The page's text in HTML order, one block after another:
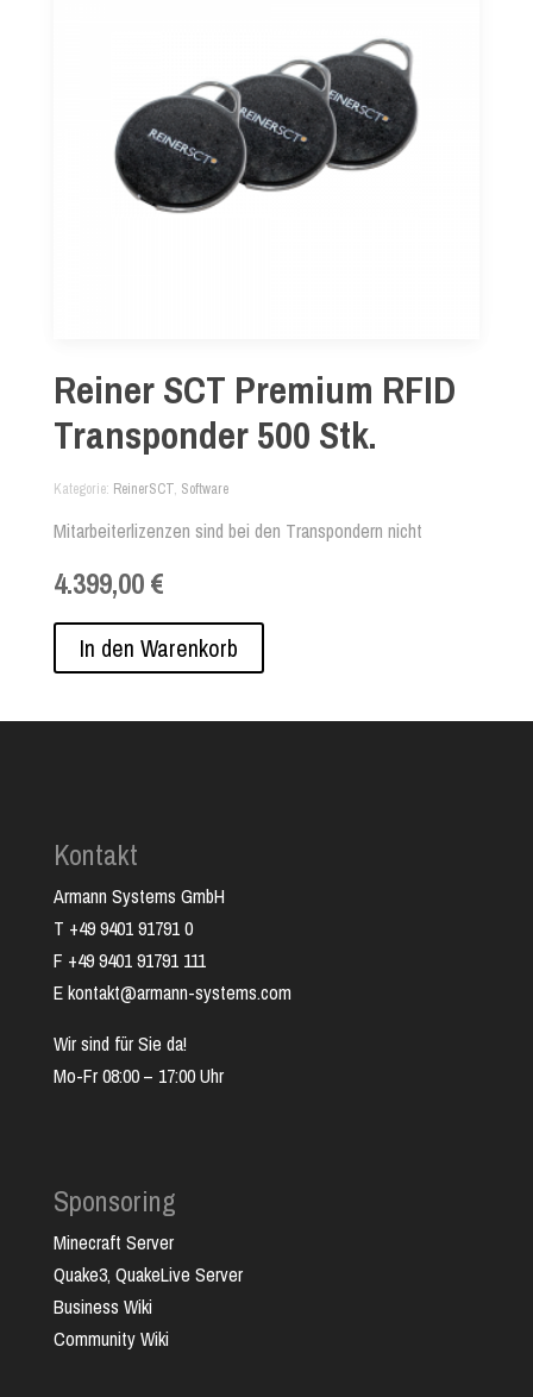
Reiner SCT Premium RFID
Transponder 500 Stk.
Kategorie ReinerSCT, Software
Mitarbeiterlizenzen sind bei den Transpondern nicht
4.399,00 €
In den Warenkorb
Kontakt
Armann Systems GmbH
T +49 9401 91791 0
F +49 9401 91791 111
E kontakt@armann-systems.com
Wir sind für Sie da!
Mo-Fr 08:00 – 17:00 Uhr
Sponsoring
Minecraft Server
Quake3, QuakeLive Server
Business Wiki
Community Wiki